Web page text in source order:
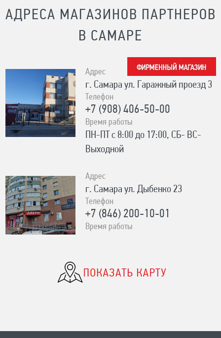
АДРЕСА МАГАЗИНОВ ПАРТНЕРОВ
В САМАРЕ
Адрес
г. Самара ул. Гаражный проезд 3
Телефон
+7 (908) 406-50-00
Время работы
ПН-ПТ с 8:00 до 17:00, СБ- ВС-
Выходной
Адрес
г. Самара ул. Дыбенко 23
Телефон
+7 (846) 200-10-01
Время работы
Адрес
Время работы